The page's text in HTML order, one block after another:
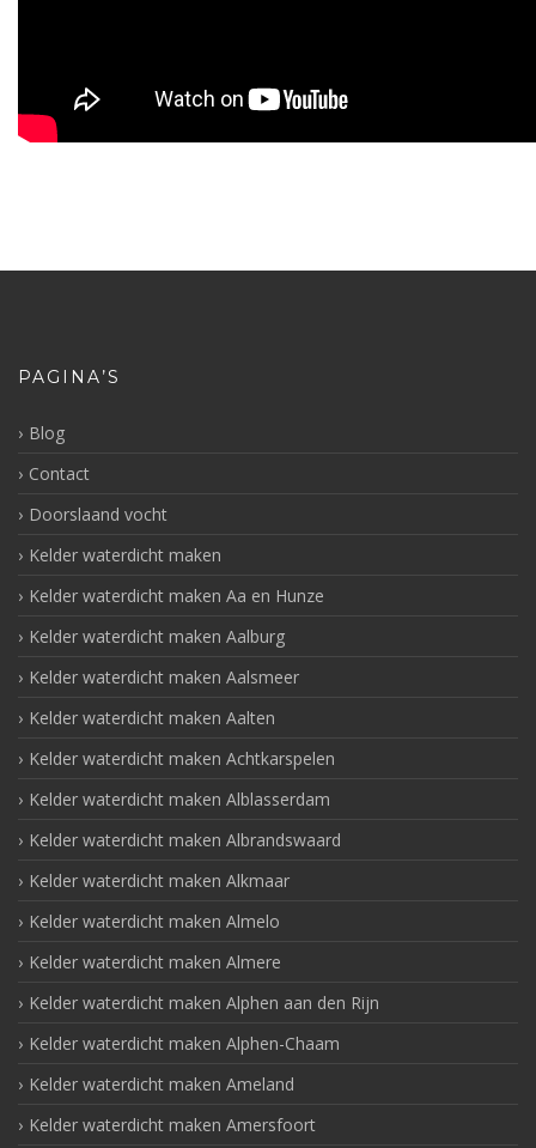
PAGINA’S
Blog
Contact
Doorslaand vocht
Kelder waterdicht maken
Kelder waterdicht maken Aa en Hunze
Kelder waterdicht maken Aalburg
Kelder waterdicht maken Aalsmeer
Kelder waterdicht maken Aalten
Kelder waterdicht maken Achtkarspelen
Kelder waterdicht maken Alblasserdam
Kelder waterdicht maken Albrandswaard
Kelder waterdicht maken Alkmaar
Kelder waterdicht maken Almelo
Kelder waterdicht maken Almere
Kelder waterdicht maken Alphen aan den Rijn
Kelder waterdicht maken Alphen-Chaam
Kelder waterdicht maken Ameland
Kelder waterdicht maken Amersfoort